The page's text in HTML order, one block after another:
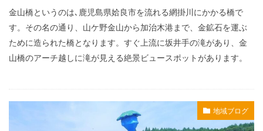
金山橋というのは､鹿児島県姶良市を流れる網掛川にかかる橋で
す。その名の通り、山ケ野金山から加治木港まで、金鉱石を運ぶ
ために造られた橋となります。すぐ上流に坂井手の滝があり、金
山橋のアーチ越しに滝が見える絶景ビュースポットがあります。
地域ブログ